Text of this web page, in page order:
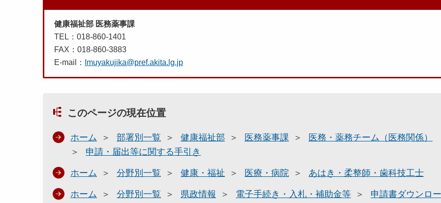
健康福祉部 医務薬事課
TEL：018-860-1401
FAX：018-860-3883
E-mail：
Imuyakujika@pref.akita.lg.jp
このページの現在位置
ホーム 部署別一覧 健康福祉部 医務薬事課
医務・薬務チーム（医務関係）
申請・届出等に関する手引き
ホーム 分野別一覧 健康・福祉 医療・病院 あはき・柔整師・歯科技工士
ホーム 分野別一覧 県政情報 電子手続き・入札・補助金等
申請書ダウンロ